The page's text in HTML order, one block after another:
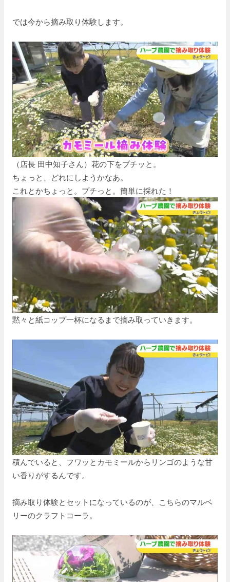
では今から摘み取り体験します。
（店長 田中知子さん）花の下をプチッと。
ちょっと、どれにしようかなあ。
これとかちょっと。プチっと。簡単に採れた！
黙々と紙コップ一杯になるまで摘み取っていきます。
積んでいると、フワッとカモミールからリンゴのような甘
い香りがするんです。
摘み取り体験とセットになっているのが、こちらのマルベ
リーのクラフトコーラ。